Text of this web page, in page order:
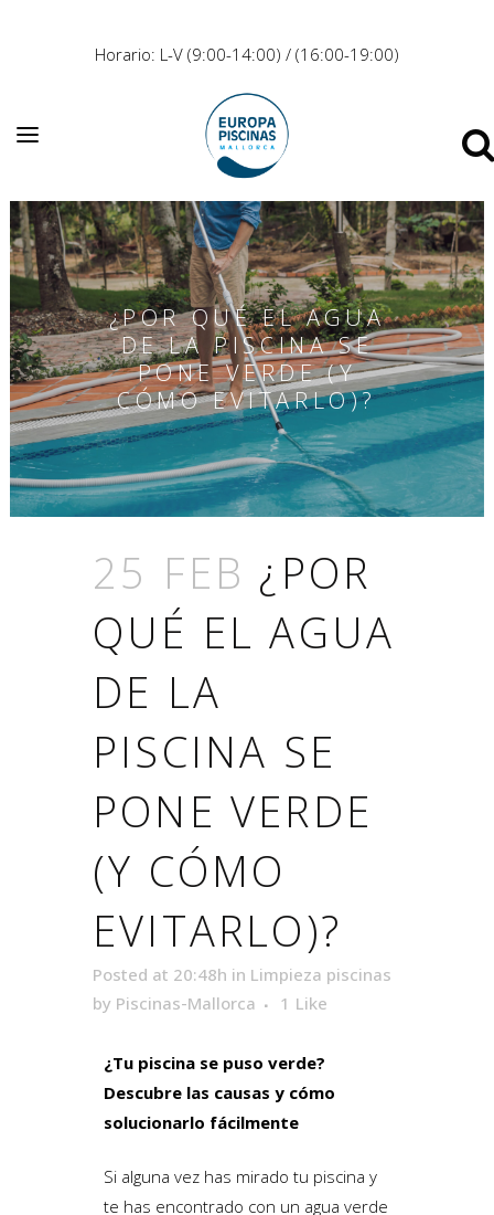
Horario: L-V (9:00-14:00) / (16:00-19:00)
¿POR QUÉ EL AGUA
DE LA PISCINA SE
PONE VERDE (Y
CÓMO EVITARLO)?
25 FEB ¿POR
QUÉ EL AGUA
DE LA
PISCINA SE
PONE VERDE
(Y CÓMO
EVITARLO)?
Posted at 20:48h in Limpieza piscinas
by Piscinas-Mallorca 1 Like
¿Tu piscina se puso verde?
Descubre las causas y cómo
solucionarlo fácilmente
Si alguna vez has mirado tu piscina y
te has encontrado con un agua verde